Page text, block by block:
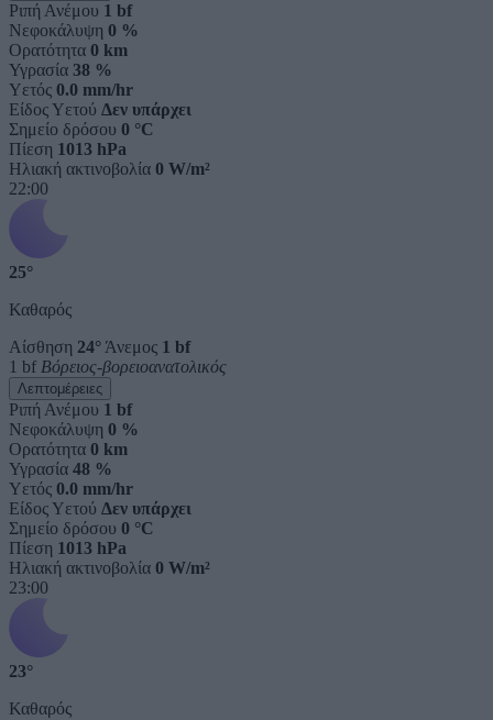
Ριπή Ανέμου 1 bf
Νεφοκάλυψη 0 %
Ορατότητα 0 km
Υγρασία 38 %
Υετός 0.0 mm/hr
Είδος Υετού Δεν υπάρχει
Σημείο δρόσου 0 °C
Πίεση 1013 hPa
Ηλιακή ακτινοβολία 0 W/m²
22:00
25°
Καθαρός
Αίσθηση 24°Άνεμος 1 bf
1 bf Βόρειος-βορειοανατολικός
Λεπτομέρειες
Ριπή Ανέμου 1 bf
Νεφοκάλυψη 0 %
Ορατότητα 0 km
Υγρασία 48 %
Υετός 0.0 mm/hr
Είδος Υετού Δεν υπάρχει
Σημείο δρόσου 0 °C
Πίεση 1013 hPa
Ηλιακή ακτινοβολία 0 W/m²
23:00
23°
Καθαρός